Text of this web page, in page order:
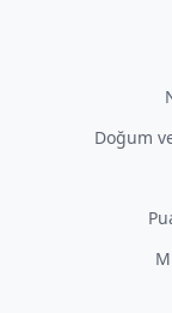
Doğum